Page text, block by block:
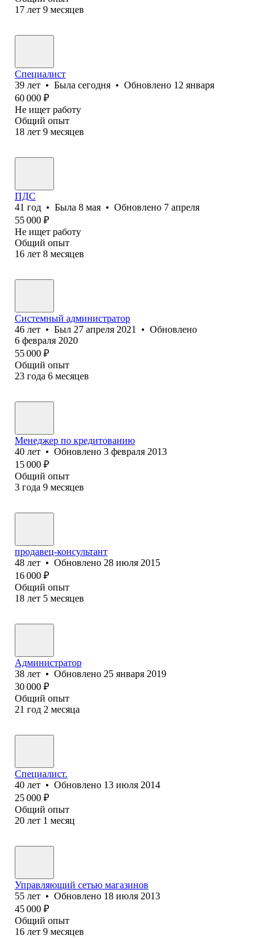
17 лет 9 месяцев
Специалист
39 лет • Была сегодня • Обновлено 12 января
60 000 ₽
Не ищет работу
Общий опыт
18 лет 9 месяцев
ПДС
41 год • Была 8 мая • Обновлено 7 апреля
55 000 ₽
Не ищет работу
Общий опыт
16 лет 8 месяцев
Системный администратор
46 лет • Был 27 апреля 2021 • Обновлено
6 февраля 2020
55 000 ₽
Общий опыт
23 года 6 месяцев
Менеджер по кредитованию
40 лет • Обновлено 3 февраля 2013
15 000 ₽
Общий опыт
3 года 9 месяцев
продавец-консультант
48 лет • Обновлено 28 июля 2015
16 000 ₽
Общий опыт
18 лет 5 месяцев
Администратор
38 лет • Обновлено 25 января 2019
30 000 ₽
Общий опыт
21 год 2 месяца
Специалист.
40 лет • Обновлено 13 июля 2014
25 000 ₽
Общий опыт
20 лет 1 месяц
Управляющий сетью магазинов
55 лет • Обновлено 18 июля 2013
45 000 ₽
Общий опыт
16 лет 9 месяцев